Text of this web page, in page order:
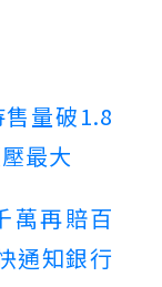
量破1.8
最大
萬再賠百
通知銀行